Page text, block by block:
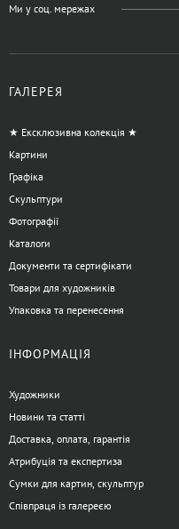
Ми у соц. мережах
ГАЛЕРЕЯ
★ Ексклюзивна колекція ★
Картини
Графіка
Скульптури
Фотографії
Каталоги
Документи та сертифікати
Товари для художників
Упаковка та перенесення
ІНФОРМАЦІЯ
Художники
Новини та статті
Доставка, оплата, гарантія
Атрибуція та експертиза
Сумки для картин, скульптур
Співпраця із галереєю